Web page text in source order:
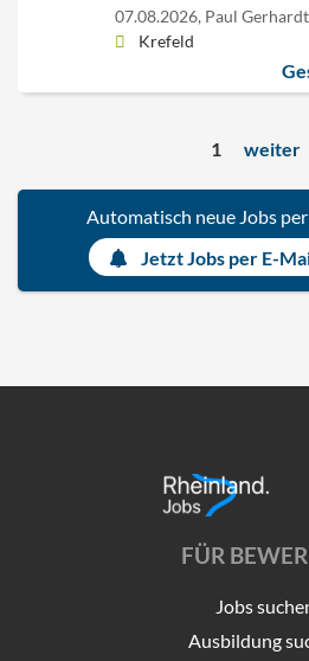
07.08.2026, Paul
Krefeld
1 weiter
Automatisch neue Jobs
Jetzt Jobs per E-
FÜR
Jobs
Ausbildung